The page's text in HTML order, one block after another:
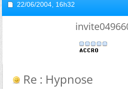
22/06/2004, 16h32
Re : Hypnose